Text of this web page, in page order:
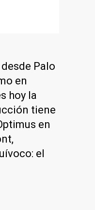
Palo
en
hoy la
tiene
en
el